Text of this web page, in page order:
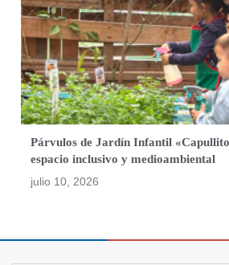
Párvulos de Jardín Infantil
espacio inclusivo y medioambiental
julio 10, 2026